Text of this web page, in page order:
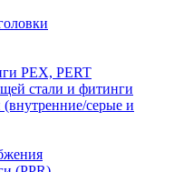
PEX, PERT
стали и фитинги
серые и